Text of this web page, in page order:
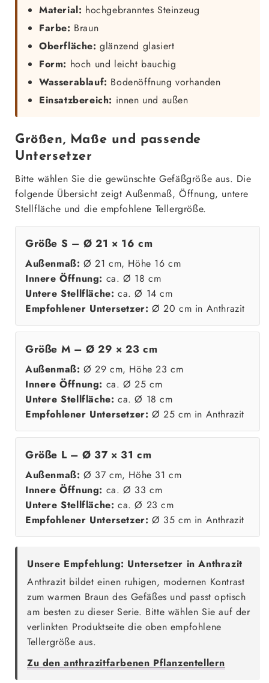
Material: hochgebranntes Steinzeug
Farbe: Braun
Oberfläche: glänzend glasiert
Form: hoch und leicht bauchig
Wasserablauf: Bodenöffnung vorhanden
Einsatzbereich: innen und außen
Größen, Maße und passende
Untersetzer
Bitte wählen Sie die gewünschte Gefäßgröße aus. Die
folgende Übersicht zeigt Außenmaß, Öffnung, untere
Stellfläche und die empfohlene Tellergröße.
Größe S – Ø 21 × 16 cm
Außenmaß: Ø 21 cm, Höhe 16 cm
Innere Öffnung: ca. Ø 18 cm
Untere Stellfläche: ca. Ø 14 cm
Empfohlener Untersetzer: Ø 20 cm in Anthrazit
Größe M – Ø 29 × 23 cm
Außenmaß: Ø 29 cm, Höhe 23 cm
Innere Öffnung: ca. Ø 25 cm
Untere Stellfläche: ca. Ø 18 cm
Empfohlener Untersetzer: Ø 25 cm in Anthrazit
Größe L – Ø 37 × 31 cm
Außenmaß: Ø 37 cm, Höhe 31 cm
Innere Öffnung: ca. Ø 33 cm
Untere Stellfläche: ca. Ø 23 cm
Empfohlener Untersetzer: Ø 35 cm in Anthrazit
Unsere Empfehlung: Untersetzer in Anthrazit
Anthrazit bildet einen ruhigen, modernen Kontrast
zum warmen Braun des Gefäßes und passt optisch
am besten zu dieser Serie. Bitte wählen Sie auf der
verlinkten Produktseite die oben empfohlene
Tellergröße aus.
Zu den anthrazitfarbenen Pflanzentellern